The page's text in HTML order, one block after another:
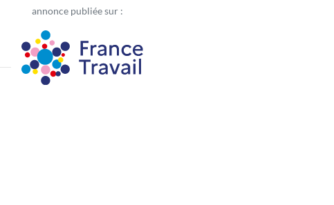
annonce publiée sur :